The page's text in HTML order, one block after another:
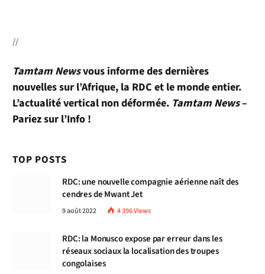
//
Tamtam Newsvous informe des dernières
nouvelles sur l’Afrique, la RDC et le monde entier.
L’actualité vertical non déformée. Tamtam News–
Pariez sur l’Info !
TOP POSTS
RDC: une nouvelle compagnie aérienne naît des
cendres de Mwant Jet
9 août 2022 4 396Views
RDC: la Monusco expose par erreur dans les
réseaux sociaux la localisation des troupes
congolaises